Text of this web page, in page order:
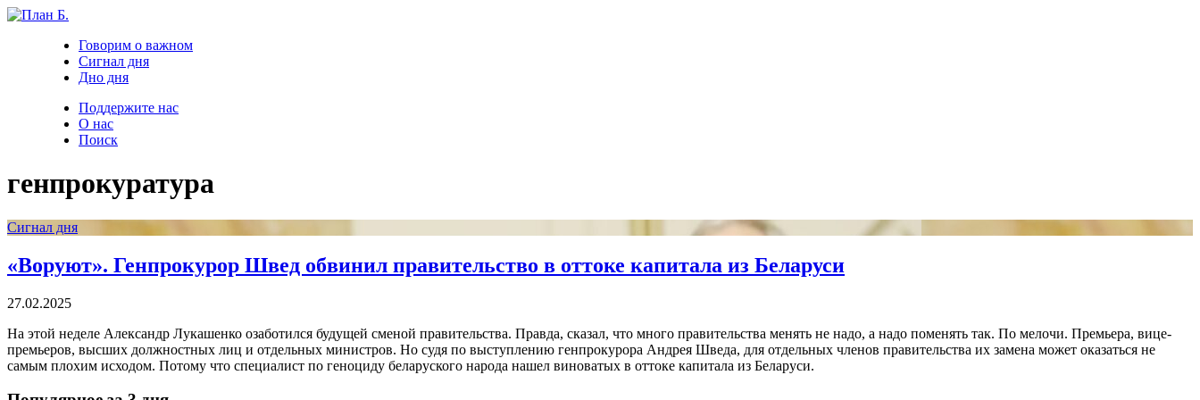
Говорим о важном
Сигнал дня
Дно дня
Поддержите нас
О нас
Поиск
генпрокуратура
Сигнал дня
«Воруют». Генпрокурор Швед обвинил правительство в оттоке капитала из Беларуси
27.02.2025
На этой неделе Александр Лукашенко озаботился будущей сменой правительства. Правда, сказал, что много правительства менять не надо, а надо поменять так. По мелочи. Премьера, вице-
премьеров, высших должностных лиц и отдельных министров. Но судя по выступлению генпрокурора Андрея Шведа, для отдельных членов правительства их замена может оказаться не
самым плохим исходом. Потому что специалист по геноциду беларуского народа нашел виноватых в оттоке капитала из Беларуси.